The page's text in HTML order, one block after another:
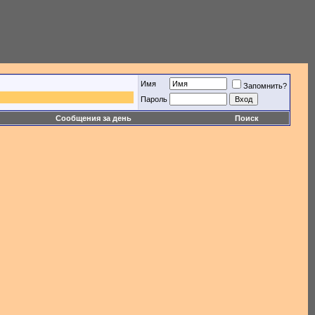
Имя
Запомнить?
Пароль
Сообщения за день Поиск